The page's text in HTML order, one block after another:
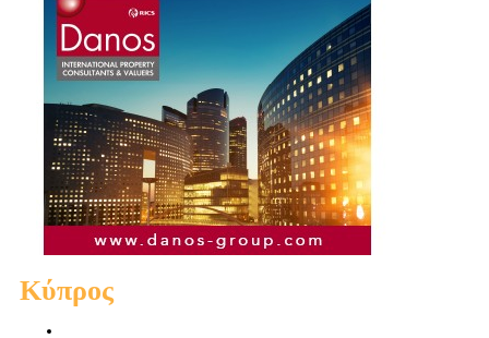
Κύπρος